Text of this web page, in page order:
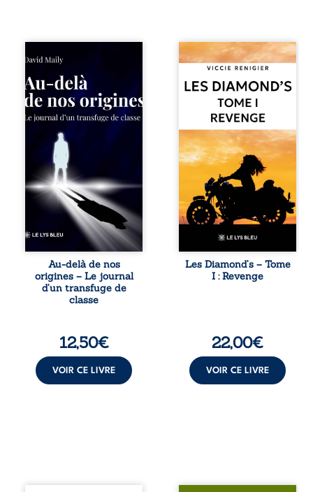
Né dans un milieu
populaire où la
violence et les
fractures
familiales tenaient
lieu de destin,
rupture. Très tôt,
l’école et les livres
deviennent ses
armes de survie, le
moteur d’une
lente ascension
sociale. S’arracher
à ses racines
exige pourtant un
prix invisible. Pris
entre deux
mondes, l’homme
réalise que les
succès
professionnels ne
Au-delà de nos
origines – Le journal
d’un transfuge de
classe
12,50€
VOIR CE LIVRE
Revenge est à la
tête des
Diamond’s, un clan
de motards aussi
réputé et respecté
que redouté dans
tout le pays. Rien
ne la prédestinait
à cette vie, mais
les épreuves ont
forgé une femme
dure, inaccessible
et résolue à ne
jamais dévoiler
ses faiblesses,
jusqu’à ce que le
croise sa route.
Chef d’une famille
de Nomads, Juan
Les Diamond’s – Tome
I : Revenge
22,00€
VOIR CE LIVRE